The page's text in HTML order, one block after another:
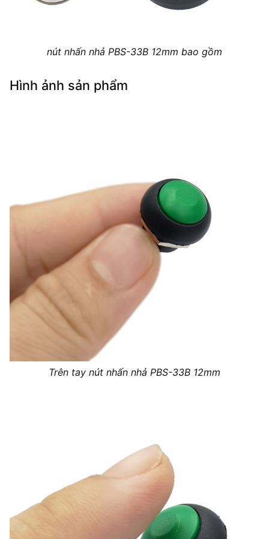
nút nhấn nhả PBS-33B 12mm bao gồm
Hình ảnh sản phẩm
Trên tay nút nhấn nhả PBS-33B 12mm